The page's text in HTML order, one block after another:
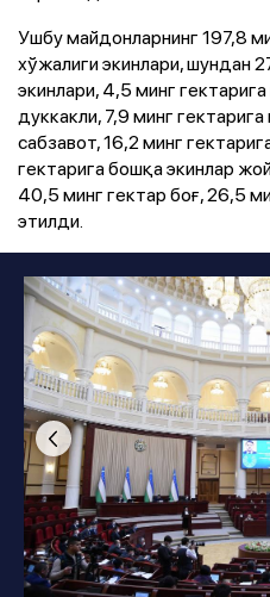
Ушбу майдонларнинг 197,8
хўжалиги экинлари, шундан
экинлари, 4,5 минг
дуккакли, 7,9 минг
сабзавот, 16,2 минг
гектарига бошқа экинлар
40,5 минг гектар боғ, 26,5
этилди.